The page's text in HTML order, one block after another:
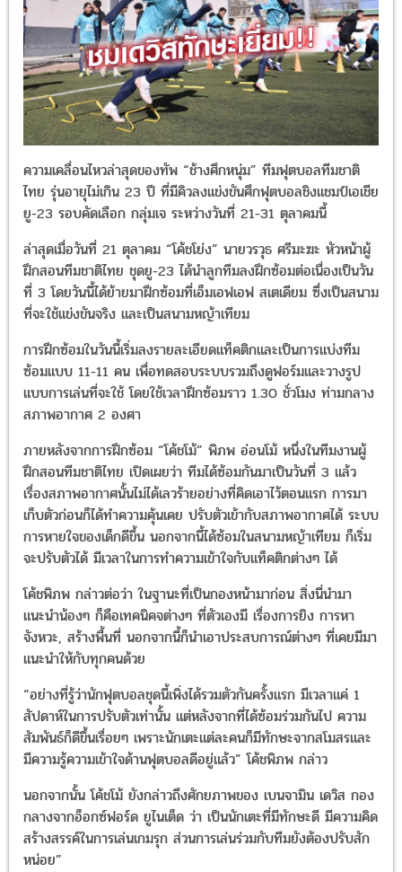
ความเคลื่อนไหวล่าสุดของทัพ “ช้างศึกหนุ่ม” ทีมฟุตบอลทีมชาติ
ไทย รุ่นอายุไม่เกิน 23 ปี ที่มีคิวลงแข่งขันศึกฟุตบอลชิงแชมป์เอเชีย
ยู-23 รอบคัดเลือก กลุ่มเจ ระหว่างวันที่ 21-31 ตุลาคมนี้
ล่าสุดเมื่อวันที่ 21 ตุลาคม “โค้ชโย่ง” นายวรวุธ ศรีมะฆะ หัวหน้าผู้
ฝึกสอนทีมชาติไทย ชุดยู-23 ได้นำลูกทีมลงฝึกซ้อมต่อเนื่องเป็นวัน
ที่ 3 โดยวันนี้ได้ย้ายมาฝึกซ้อมที่เอ็มเอฟเอฟ สเตเดียม ซึ่งเป็นสนาม
ที่จะใช้แข่งขันจริง และเป็นสนามหญ้าเทียม
การฝึกซ้อมในวันนี้เริ่มลงรายละเอียดแท็คติกและเป็นการแบ่งทีม
ซ้อมแบบ 11-11 คน เพื่อทดสอบระบบรวมถึงดูฟอร์มและวางรูป
แบบการเล่นที่จะใช้ โดยใช้เวลาฝึกซ้อมราว 1.30 ชั่วโมง ท่ามกลาง
สภาพอากาศ 2 องศา
ภายหลังจากการฝึกซ้อม “โค้ชโม้” พิภพ อ่อนโม้ หนึ่งในทีมงานผู้
ฝึกสอนทีมชาติไทย เปิดเผยว่า ทีมได้ซ้อมกันมาเป็นวันที่ 3 แล้ว
เรื่องสภาพอากาศนั้นไม่ได้เลวร้ายอย่างที่คิดเอาไว้ตอนแรก การมา
เก็บตัวก่อนก็ได้ทำความคุ้นเคย ปรับตัวเข้ากับสภาพอากาศได้ ระบบ
การหายใจของเด็กดีขึ้น นอกจากนี้ได้ซ้อมในสนามหญ้าเทียม ก็เริ่ม
จะปรับตัวได้ มีเวลาในการทำความเข้าใจกับแท็คติกต่างๆ ได้
โค้ชพิภพ กล่าวต่อว่า ในฐานะที่เป็นกองหน้ามาก่อน สิ่งนี่นำมา
แนะนำน้องๆ ก็คือเทคนิคจต่างๆ ที่ตัวเองมี เรื่องการยิง การหา
จังหวะ, สร้างพื้นที่ นอกจากนี้ก็นำเอาประสบการณ์ต่างๆ ที่เคยมีมา
แนะนำให้กับทุกคนด้วย
“อย่างที่รู้ว่านักฟุตบอลชุดนี้เพิ่งได้รวมตัวกันครั้งแรก มีเวลาแค่ 1
สัปดาห์ในการปรับตัวเท่านั้น แต่หลังจากที่ได้ซ้อมร่วมกันไป ความ
สัมพันธ์ก็ดีขึ้นเรื่อยๆ เพราะนักเตะแต่ละคนก็มีทักษะจากสโมสรและ
มีความรู้ความเข้าใจด้านฟุตบอลดีอยู่แล้ว” โค้ชพิภพ กล่าว
นอกจากนั้น โค้ชโม้ ยังกล่าวถึงศักยภาพของ เบนจามิน เดวิส กอง
กลางจากอ็อกซ์ฟอร์ด ยูไนเต็ด ว่า เป็นนักเตะที่มีทักษะดี มีความคิด
สร้างสรรค์ในการเล่นเกมรุก ส่วนการเล่นร่วมกับทีมยังต้องปรับสัก
หน่อย”